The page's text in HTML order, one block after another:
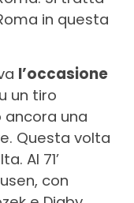
in questa
l’occasione
un tiro
ancora una
Questa volta
Al 71’
con